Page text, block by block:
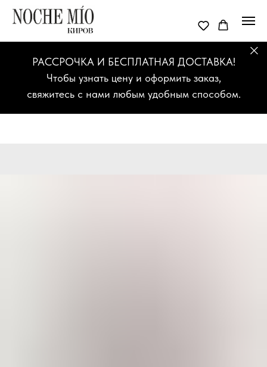
РАССРОЧКА И БЕСПЛАТНАЯ ДОСТАВКА!
Чтобы узнать цену и оформить заказ,
свяжитесь с нами любым удобным способом.